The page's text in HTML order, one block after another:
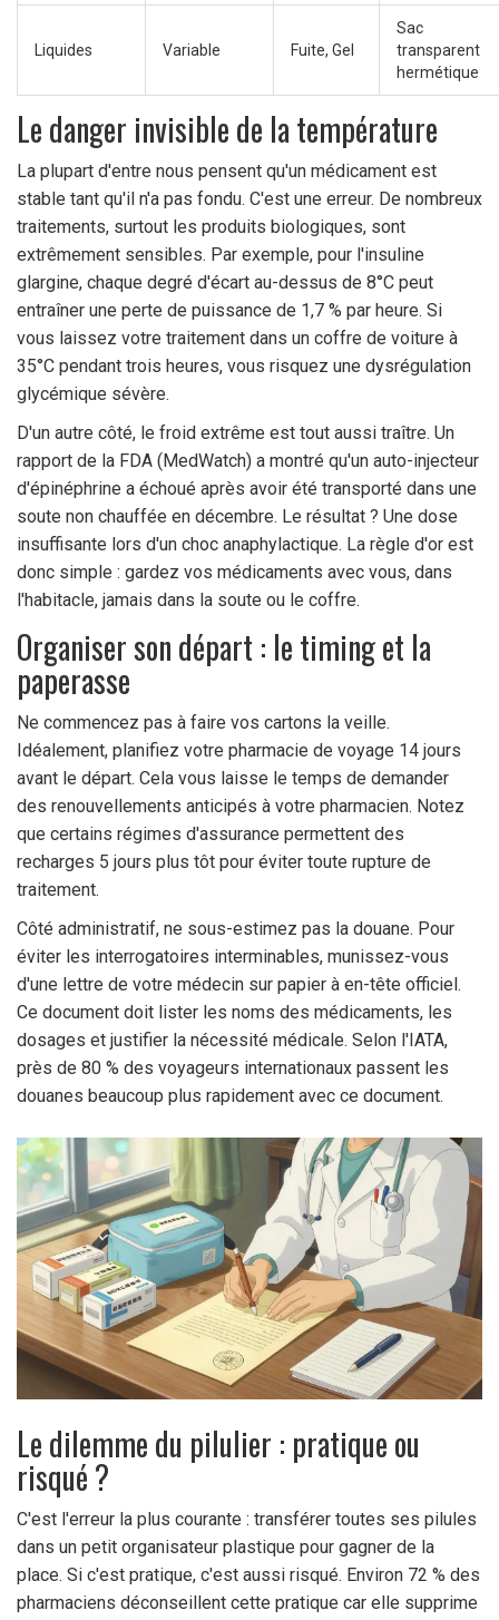
Liquides Variable Fuite, Gel
Sac
transparent
hermétique
Le danger invisible de la température
La plupart d'entre nous pensent qu'un médicament est
stable tant qu'il n'a pas fondu. C'est une erreur. De nombreux
traitements, surtout les produits biologiques, sont
extrêmement sensibles. Par exemple, pour l'insuline
glargine, chaque degré d'écart au-dessus de 8°C peut
entraîner une perte de puissance de 1,7 % par heure. Si
vous laissez votre traitement dans un coffre de voiture à
35°C pendant trois heures, vous risquez une dysrégulation
glycémique sévère.
D'un autre côté, le froid extrême est tout aussi traître. Un
rapport de la FDA (MedWatch) a montré qu'un auto-injecteur
d'épinéphrine a échoué après avoir été transporté dans une
soute non chauffée en décembre. Le résultat ? Une dose
insuffisante lors d'un choc anaphylactique. La règle d'or est
donc simple : gardez vos médicaments avec vous, dans
l'habitacle, jamais dans la soute ou le coffre.
Organiser son départ : le timing et la
paperasse
Ne commencez pas à faire vos cartons la veille.
Idéalement, planifiez votre pharmacie de voyage 14 jours
avant le départ. Cela vous laisse le temps de demander
des renouvellements anticipés à votre pharmacien. Notez
que certains régimes d'assurance permettent des
recharges 5 jours plus tôt pour éviter toute rupture de
traitement.
Côté administratif, ne sous-estimez pas la douane. Pour
éviter les interrogatoires interminables, munissez-vous
d'une lettre de votre médecin sur papier à en-tête officiel.
Ce document doit lister les noms des médicaments, les
dosages et justifier la nécessité médicale. Selon l'IATA,
près de 80 % des voyageurs internationaux passent les
douanes beaucoup plus rapidement avec ce document.
Le dilemme du pilulier : pratique ou
risqué ?
C'est l'erreur la plus courante : transférer toutes ses pilules
dans un petit organisateur plastique pour gagner de la
place. Si c'est pratique, c'est aussi risqué. Environ 72 % des
pharmaciens déconseillent cette pratique car elle supprime